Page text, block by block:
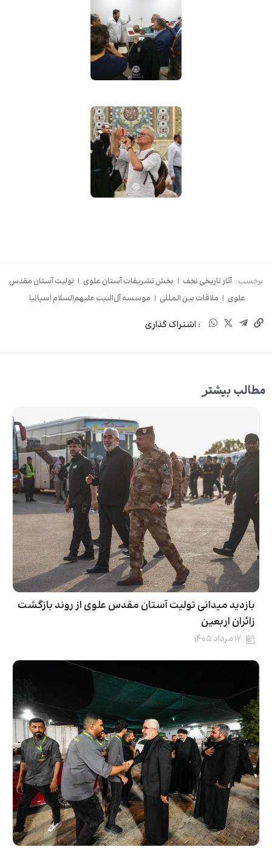
برچسب: آثار تاریخی نجف | بخش تشریفات آستان علوی | تولیت آستان مقدس
علوی | ملاقات بین المللی | موسسه آل‌البیت علیهم‌السلام اسپانیا
: اشتراک گذاری
مطالب بیشتر
بازدید میدانی تولیت آستان مقدس علوی از روند بازگشت
زائران اربعین
۱۲ مرداد ۱۴۰۵